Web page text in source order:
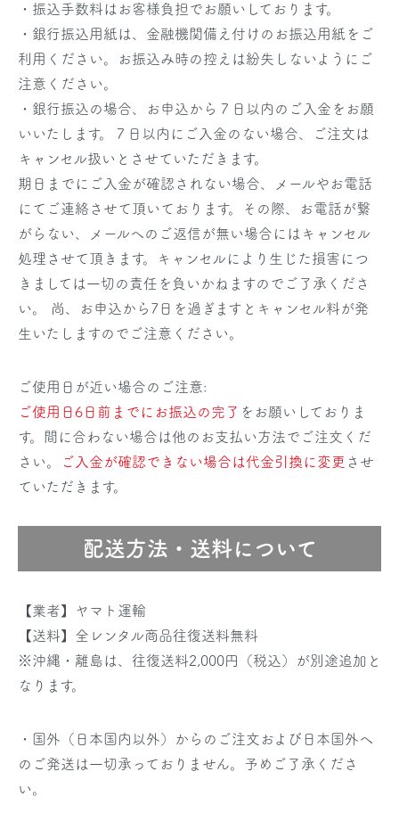
・振込手数料はお客様負担でお願いしております。
・銀行振込用紙は、金融機関備え付けのお振込用紙をご
利用ください。お振込み時の控えは紛失しないようにご
注意ください。
・銀行振込の場合、お申込から７日以内のご入金をお願
いいたします。７日以内にご入金のない場合、ご注文は
キャンセル扱いとさせていただきます。
期日までにご入金が確認されない場合、メールやお電話
にてご連絡させて頂いております。その際、お電話が繋
がらない、メールへのご返信が無い場合にはキャンセル
処理させて頂きます。キャンセルにより生じた損害につ
きましては一切の責任を負いかねますのでご了承くださ
い。 尚、お申込から7日を過ぎますとキャンセル料が発
生いたしますのでご注意ください。
ご使用日が近い場合のご注意:
ご使用日6日前までにお振込の完了 をお願いしておりま
す。間に合わない場合は他のお支払い方法でご注文くだ
さい。
ご入金が確認できない場合は代金引換に変更 させ
ていただきます。
配送方法・送料について
【業者】ヤマト運輸
【送料】全レンタル商品往復送料無料
※沖縄・離島は、往復送料2,000円（税込）が別途追加と
なります。
・国外（日本国内以外）からのご注文および日本国外へ
のご発送は一切承っておりません。予めご了承くださ
い。